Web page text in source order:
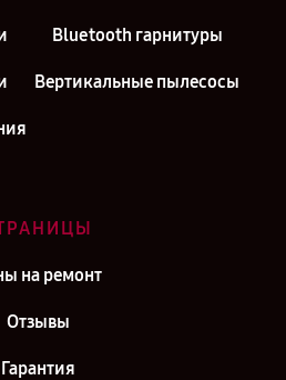
Bluetooth гарнитуры
Вертикальные пылесосы
на ремонт
Отзывы
Гарантия